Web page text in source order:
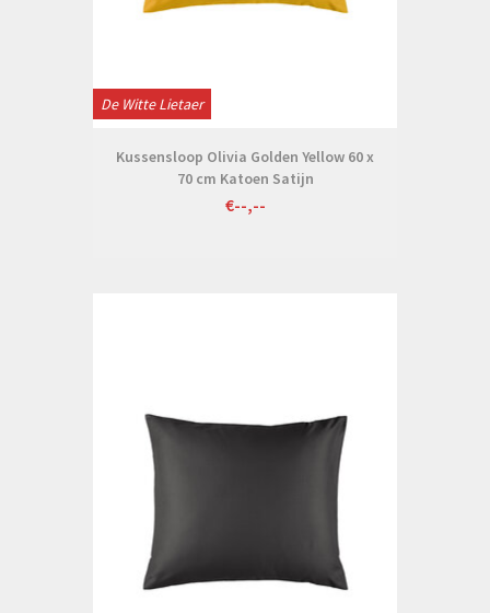
De Witte Lietaer
Kussensloop Olivia Golden Yellow 60 x
70 cm Katoen Satijn
€--,--